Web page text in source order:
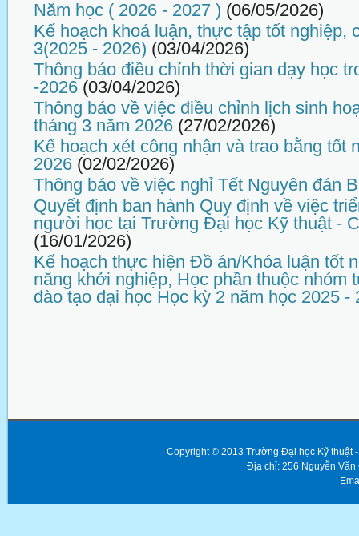
Năm học ( 2026 - 2027 ) (06/05/2026)
Kế hoạch khoá luận, thực tập tốt nghiệp,
3(2025 - 2026) (03/04/2026)
Thông báo điều chỉnh thời gian dạy học
-2026 (03/04/2026)
Thông báo về việc điều chỉnh lịch sinh
tháng 3 năm 2026 (27/02/2026)
Kế hoạch xét công nhận và trao bằng tốt
2026 (02/02/2026)
Thông báo về việc nghỉ Tết Nguyên đán
Quyết định ban hành Quy định về việc
người học tại Trường Đại học Kỹ thuật -
(16/01/2026)
Kế hoạch thực hiện Đồ án/Khóa luận tốt
năng khởi nghiệp, Học phần thuộc
đào tạo đại học Học kỳ 2 năm học 2025 -
Copyright © 2013 Trường Đại học Kỹ thuật
Địa chỉ: 256 Nguyễn Văn